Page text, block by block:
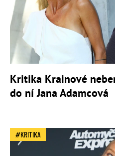
Kritika Krainové
do ní Jana Adamcová
KRITIKA